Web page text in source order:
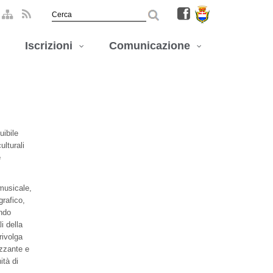
Iscrizioni Comunicazione
della
e
di